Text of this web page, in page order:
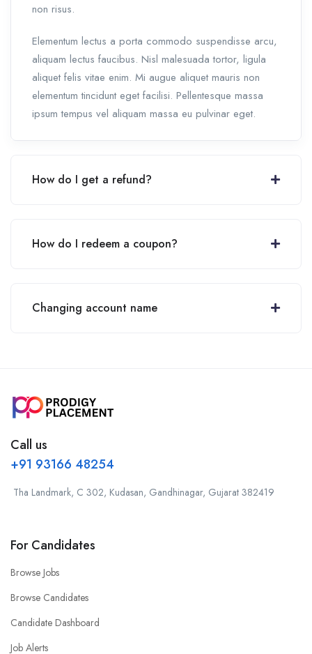
non risus.
Elementum lectus a porta commodo suspendisse arcu,
aliquam lectus faucibus. Nisl malesuada tortor, ligula
aliquet felis vitae enim. Mi augue aliquet mauris non
elementum tincidunt eget facilisi. Pellentesque massa
ipsum tempus vel aliquam massa eu pulvinar eget.
How do I get a refund?
How do I redeem a coupon?
Changing account name
Call us
+91 93166 48254
Tha Landmark, C 302, Kudasan, Gandhinagar, Gujarat 382419
For Candidates
Browse Jobs
Browse Candidates
Candidate Dashboard
Job Alerts